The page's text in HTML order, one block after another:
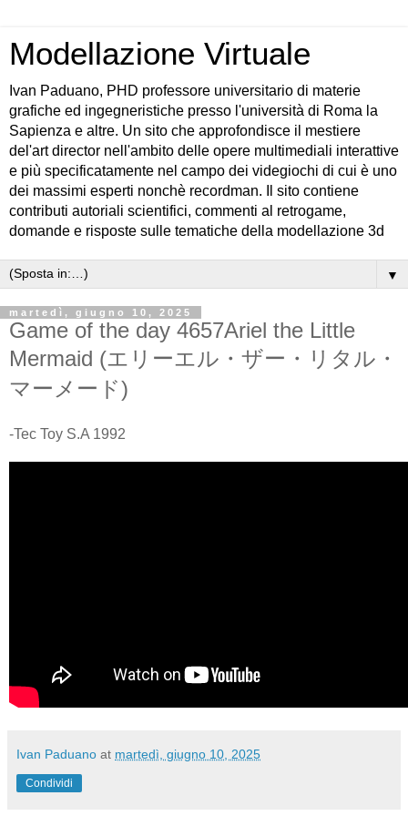
Modellazione Virtuale
Ivan Paduano, PHD professore universitario di materie
grafiche ed ingegneristiche presso l'università di Roma la
Sapienza e altre. Un sito che approfondisce il mestiere
del'art director nell'ambito delle opere multimediali interattive
e più specificatamente nel campo dei videgiochi di cui è uno
dei massimi esperti nonchè recordman. Il sito contiene
contributi autoriali scientifici, commenti al retrogame,
domande e risposte sulle tematiche della modellazione 3d
▼
martedì, giugno 10, 2025
Game of the day 4657Ariel the Little
Mermaid (エリーエル・ザー・リタル・
マーメード)
-Tec Toy S.A 1992
Ivan Paduano at martedì, giugno 10, 2025
Condividi